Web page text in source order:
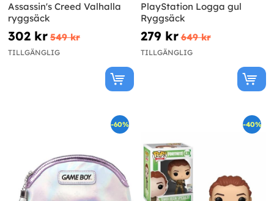
Assassin's Creed Valhalla
ryggsäck
302 kr 549 kr
TILLGÄNGLIG
PlayStation Logga gul
Ryggsäck
279 kr 649 kr
TILLGÄNGLIG
-60% -40%